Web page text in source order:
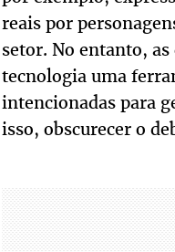
reais por
setor. No entanto,
tecnologia uma
intencionadas para
isso, obscurecer o